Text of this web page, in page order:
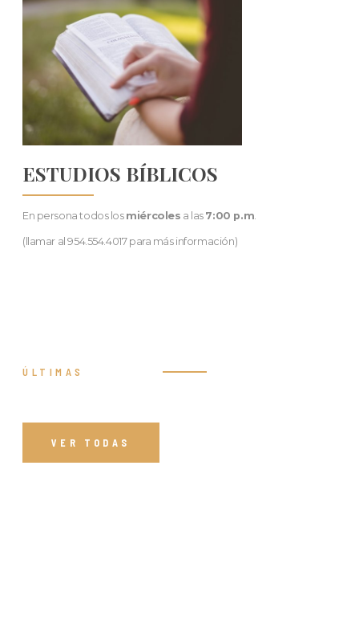
ESTUDIOS BÍBLICOS
En persona todos los miércoles a las 7:00 p.m.
(llamar al 954.554.4017 para más información)
ÚLTIMAS
VER TODAS